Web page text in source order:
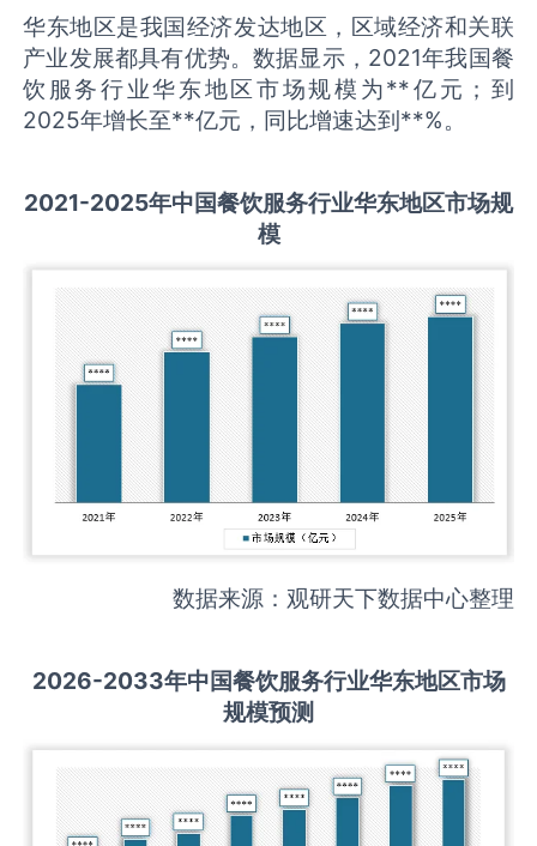
华东地区是我国经济发达地区，区域经济和关联
产业发展都具有优势。数据显示，2021年我国餐
饮服务行业华东地区市场规模为**亿元；到
2025年增长至**亿元，同比增速达到**%。
2021-2025年中国餐饮服务行业华东地区市场规
模
数据来源：观研天下数据中心整理
2026-2033年中国餐饮服务行业华东地区市场
规模预测